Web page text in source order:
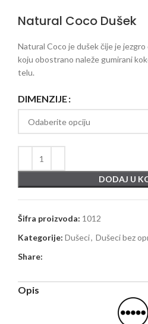
Natural Coco Dušek
Natural Coco je dušek čije je
koju obostrano naleže gumirani
telu.
DIMENZIJE
DODAJ U
Šifra proizvoda: 1012
Kategorije: Dušeci, Dušeci bez
Share:
Opis